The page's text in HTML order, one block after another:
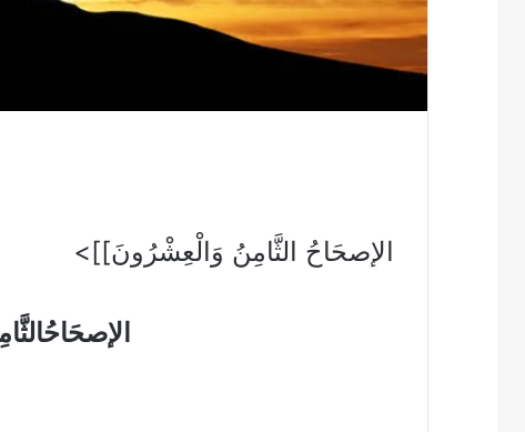
الإصحَاحُ الثَّامِنُ وَالْعِشْرُونَ]]>